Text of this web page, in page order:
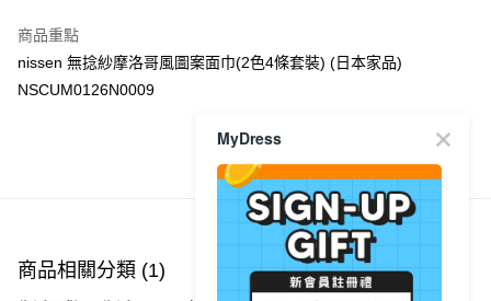
PayMe
WeChat Pay
每筆HK$40.00，滿HK$350.00或以上免運費
付款後順豐站及營業點
每筆HK$40.00，滿HK$350.00或以上免運費
商品重點
nissen 無捻紗摩洛哥風圖案面巾(2色4條套裝) (日本家品)
NSCUM0126N0009
商品推薦
商品相關分類 (1)
MyDress